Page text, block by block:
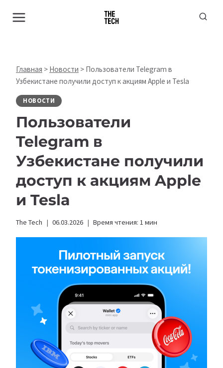
Главная > Новости > Пользователи Telegram в
Узбекистане получили доступ к акциям Apple и Tesla
НОВОСТИ
Пользователи
Telegram в
Узбекистане получили
доступ к акциям Apple
и Tesla
The Tech 06.03.2026 Время чтения: 1 мин